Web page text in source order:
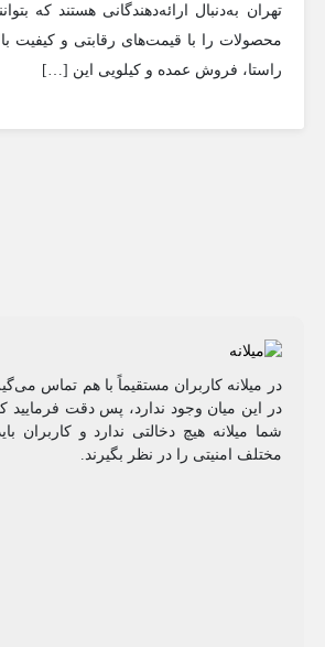
تهران به‌دنبال ارائه‌دهندگانی هستند که
محصولات را با قیمت‌های رقابتی و کیفیت
راستا، فروش عمده و کیلویی این […]
در میلانه کاربران مستقیماً با هم تماس
در این میان وجود ندارد، پس دقت
شما میلانه هیچ دخالتی ندارد و کاربران
مختلف امنیتی را در نظر بگیرند.